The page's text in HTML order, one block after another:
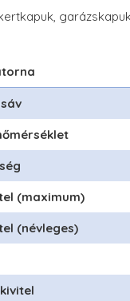
(maximum)
(névleges)